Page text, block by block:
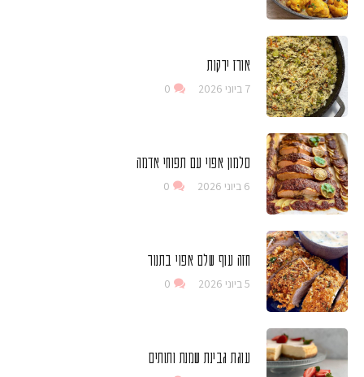
אורז ירקות
7 ביוני 2026 0
סלמון אפוי עם תפוחי אדמה
6 ביוני 2026 0
חזה עוף שלם אפוי בתנור
5 ביוני 2026 0
עוגת גבינת שמנת ותותים